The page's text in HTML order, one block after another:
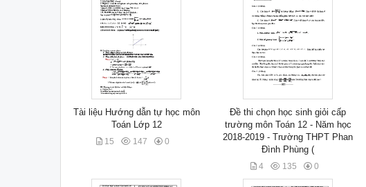
Tài liệu Hướng dẫn tự học môn
Toán Lớp 12
15 147 0
Đề thi chọn học sinh giỏi cấp
trường môn Toán 12 - Năm học
2018-2019 - Trường THPT Phan
Đình Phùng (
4 135 0